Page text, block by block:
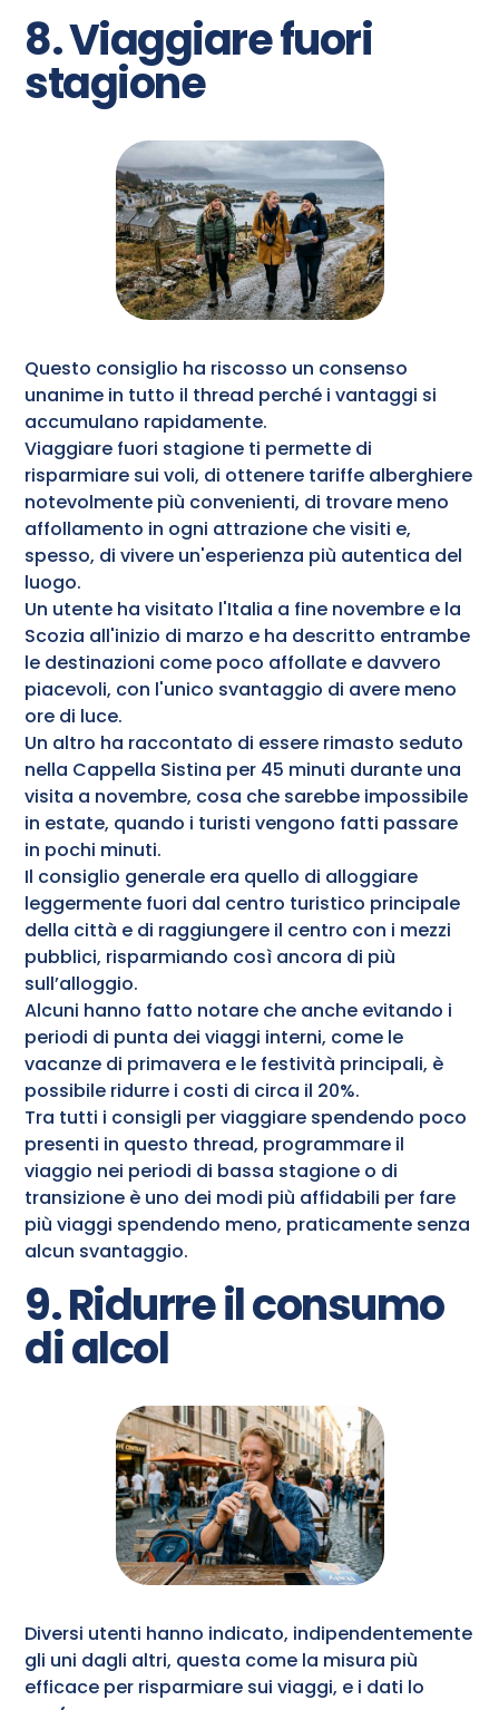
8. Viaggiare fuori
stagione
Questo consiglio ha riscosso un consenso
unanime in tutto il thread perché i vantaggi si
accumulano rapidamente.
Viaggiare fuori stagione ti permette di
risparmiare sui voli, di ottenere tariffe alberghiere
notevolmente più convenienti, di trovare meno
affollamento in ogni attrazione che visiti e,
spesso, di vivere un'esperienza più autentica del
luogo.
Un utente ha visitato l'Italia a fine novembre e la
Scozia all'inizio di marzo e ha descritto entrambe
le destinazioni come poco affollate e davvero
piacevoli, con l'unico svantaggio di avere meno
ore di luce.
Un altro ha raccontato di essere rimasto seduto
nella Cappella Sistina per 45 minuti durante una
visita a novembre, cosa che sarebbe impossibile
in estate, quando i turisti vengono fatti passare
in pochi minuti.
Il consiglio generale era quello di alloggiare
leggermente fuori dal centro turistico principale
della città e di raggiungere il centro con i mezzi
pubblici, risparmiando così ancora di più
sull’alloggio.
Alcuni hanno fatto notare che anche evitando i
periodi di punta dei viaggi interni, come le
vacanze di primavera e le festività principali, è
possibile ridurre i costi di circa il 20%.
Tra tutti i consigli per viaggiare spendendo poco
presenti in questo thread, programmare il
viaggio nei periodi di bassa stagione o di
transizione è uno dei modi più affidabili per fare
più viaggi spendendo meno, praticamente senza
alcun svantaggio.
9. Ridurre il consumo
di alcol
Diversi utenti hanno indicato, indipendentemente
gli uni dagli altri, questa come la misura più
efficace per risparmiare sui viaggi, e i dati lo